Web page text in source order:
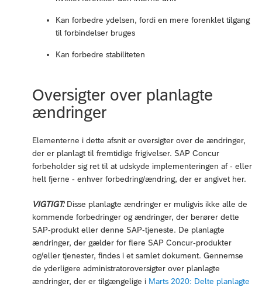
Kan forbedre ydelsen, fordi en mere forenklet tilgang
til forbindelser bruges
Kan forbedre stabiliteten
Oversigter over planlagte
ændringer
Elementerne i dette afsnit er oversigter over de ændringer,
der er planlagt til fremtidige frigivelser. SAP Concur
forbeholder sig ret til at udskyde implementeringen af - eller
helt fjerne - enhver forbedring/ændring, der er angivet her.
VIGTIGT:Disse planlagte ændringer er muligvis ikke alle de
kommende forbedringer og ændringer, der berører dette
SAP-produkt eller denne SAP-tjeneste. De planlagte
ændringer, der gælder for flere SAP Concur-produkter
og/eller tjenester, findes i et samlet dokument. Gennemse
de yderligere administratoroversigter over planlagte
ændringer, der er tilgængelige i Marts 2020: Delte planlagte